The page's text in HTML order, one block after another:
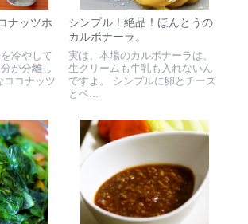
ナッツホ
冷やして
が分離し
ココナッツ
シンプル！絶品！ほんとうの
カルボナーラ。
実は、本場のカルボナーラは、
生クリームも牛乳も入れないん
ですよ。 シンプルに卵とチーズ
とベ...